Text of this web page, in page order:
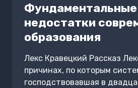
Фундаментальные
недостатки
образования
Лекс Кравецкий Рассказ
причинах, по которым
господствовавшая в